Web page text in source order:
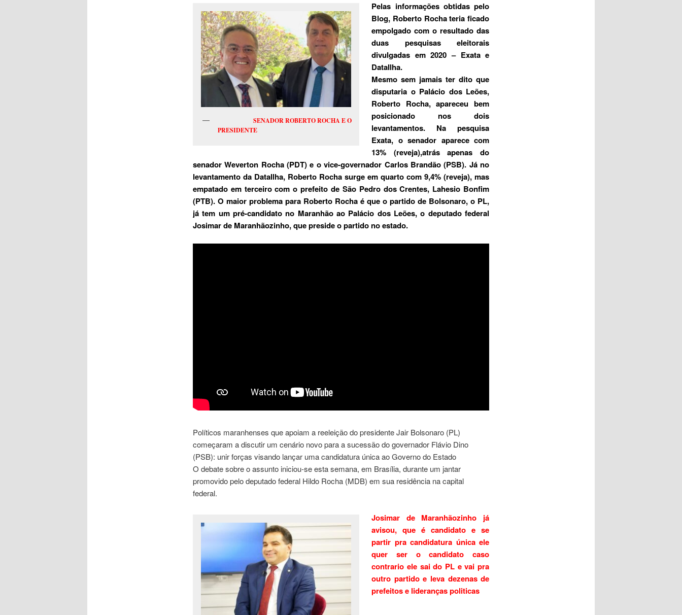
SENADOR ROBERTO ROCHA E O
PRESIDENTE
Pelas informações obtidas pelo
Blog, Roberto Rocha teria ficado
empolgado com o resultado das
duas pesquisas eleitorais
divulgadas em 2020 – Exata e
DataIlha.
Mesmo sem jamais ter dito que
disputaria o Palácio dos Leões,
Roberto Rocha, apareceu bem
posicionado nos dois
levantamentos. Na pesquisa
Exata, o senador aparece com
13% (reveja),atrás apenas do
senador Weverton Rocha (PDT) e o vice-governador Carlos Brandão (PSB). Já no
levantamento da DataIlha, Roberto Rocha surge em quarto com 9,4% (reveja), mas
empatado em terceiro com o prefeito de São Pedro dos Crentes, Lahesio Bonfim
(PTB). O maior problema para Roberto Rocha é que o partido de Bolsonaro, o PL,
já tem um pré-candidato no Maranhão ao Palácio dos Leões, o deputado federal
Josimar de Maranhãozinho, que preside o partido no estado.
Políticos maranhenses que apoiam a reeleição do presidente Jair Bolsonaro (PL)
começaram a discutir um cenário novo para a sucessão do governador Flávio Dino
(PSB): unir forças visando lançar uma candidatura única ao Governo do Estado
O debate sobre o assunto iniciou-se esta semana, em Brasília, durante um jantar
promovido pelo deputado federal Hildo Rocha (MDB) em sua residência na capital
federal.
Josimar de Maranhãozinho já
avisou, que é candidato e se
partir pra candidatura única ele
quer ser o candidato caso
contrario ele sai do PL e vai pra
outro partido e leva dezenas de
prefeitos e lideranças politicas